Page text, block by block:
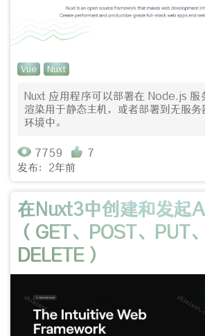
Vue Nuxt
Nuxt 应用程序可以部署在 Node.js 服
渲染用于静态主机，或者部署到无服务
环境中。
7759
7
发布：2年前
在Nuxt3中创建和发起
（GET、POST、PUT、
DELETE）